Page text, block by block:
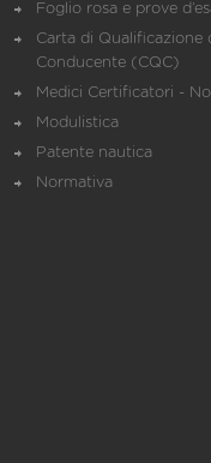
Foglio rosa e prove
Carta di Qualificazione
Conducente (CQC)
Medici Certificatori -
Modulistica
Patente nautica
Normativa